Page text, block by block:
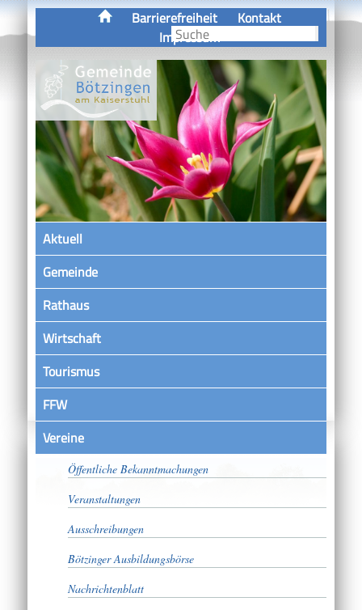
Barrierefreiheit
Kontakt
Impressum
Aktuell
Gemeinde
Rathaus
Wirtschaft
Tourismus
FFW
VereineSatzungen
Öffentliche Bekanntmachungen
Veranstaltungen
Ausschreibungen
Bötzinger Ausbildungsbörse
Nachrichtenblatt